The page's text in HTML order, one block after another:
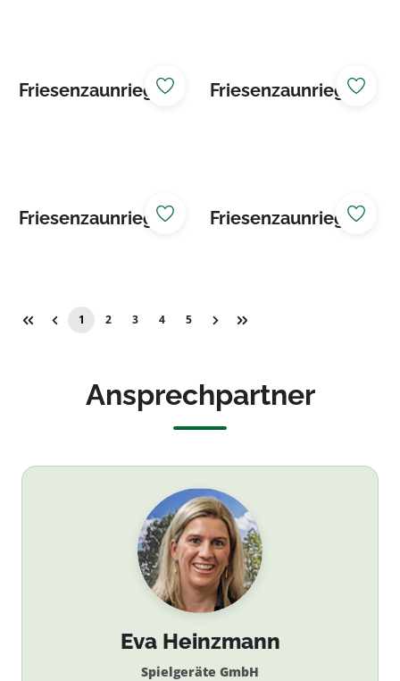
Friesenzaunriegel
Friesenzaunriegel
Friesenzaunriegel
Friesenzaunriegel
Seite
1 Seite
2 Seite
3 Seite
4 Seite
5
Ansprechpartner
Eva Heinzmann
Spielgeräte GmbH